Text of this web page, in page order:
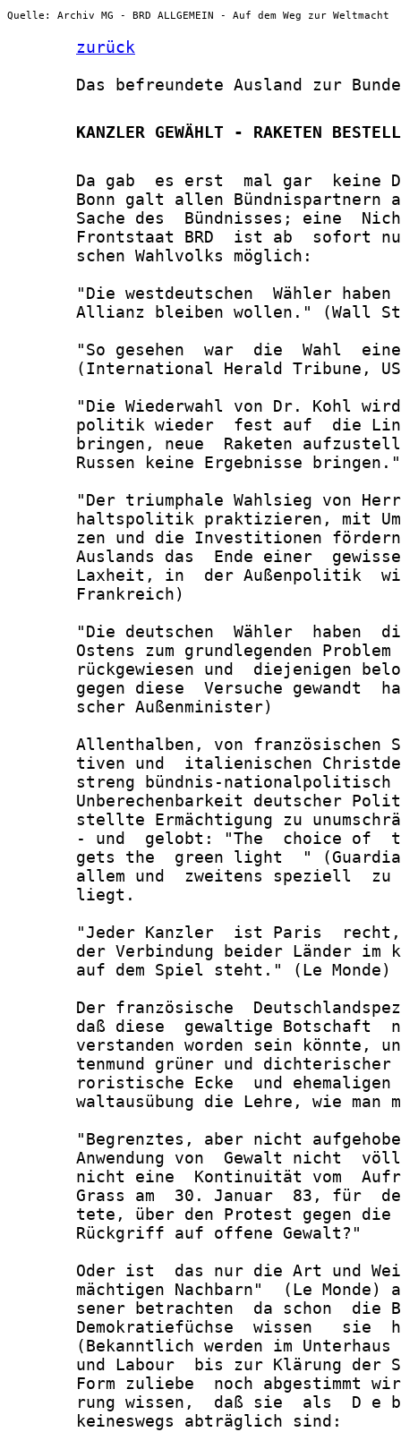
Quelle: Archiv MG - BRD ALLGEMEIN - Auf dem Weg zur Weltmacht
zurück
Das befreundete Ausland zur
KANZLER GEWÄHLT - RAKETEN
Da gab  es erst  mal gar  keine
Bonn galt allen Bündnispartnern
Sache des  Bündnisses; eine
Frontstaat BRD  ist ab  sofort
       schen Wahlvolks möglich:
"Die westdeutschen  Wähler
Allianz bleiben wollen." (Wall
"So gesehen  war  die  Wahl
(International Herald Tribune,
"Die Wiederwahl von Dr. Kohl
politik wieder  fest auf  die
bringen, neue  Raketen
Russen keine Ergebnisse
"Der triumphale Wahlsieg von
haltspolitik praktizieren, mit
zen und die Investitionen
Auslands das  Ende einer
Laxheit, in  der Außenpolitik
       Frankreich)
"Die deutschen  Wähler  haben
Ostens zum grundlegenden
rückgewiesen und  diejenigen
gegen diese  Versuche gewandt
       scher Außenminister)
Allenthalben, von französischen
tiven und  italienischen
streng bündnis-
Unberechenbarkeit deutscher
stellte Ermächtigung zu
- und  gelobt: "The  choice of
gets the  green light  "
allem und  zweitens speziell
       liegt.
"Jeder Kanzler  ist Paris
der Verbindung beider Länder im
       auf dem Spiel steht." (Le Monde)
Der französische
daß diese  gewaltige Botschaft
verstanden worden sein könnte,
tenmund grüner und
roristische Ecke  und
waltausübung die Lehre, wie man
"Begrenztes, aber nicht
Anwendung von  Gewalt nicht
nicht eine  Kontinuität vom
Grass am  30. Januar  83, für
tete, über den Protest gegen
       Rückgriff auf offene Gewalt?"
Oder ist  das nur die Art und
mächtigen Nachbarn"  (Le Monde)
sener betrachten  da schon  die
Demokratiefüchse  wissen   sie
(Bekanntlich werden im
und Labour  bis zur Klärung der
Form zuliebe  noch abgestimmt
rung wissen,  daß sie  als  D e
       keineswegs abträglich sind: